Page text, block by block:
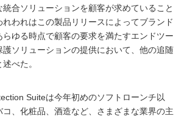
合ソリューションを顧客が求めていること
われはこの製品リリースによってブランド
ゆる時点で顧客の要求を満たすエンドツー
護ソリューションの提供において、他の追随
べた。
Suiteは今年初めのソフトローンチ以
、化粧品、酒造など、さまざまな業界の主